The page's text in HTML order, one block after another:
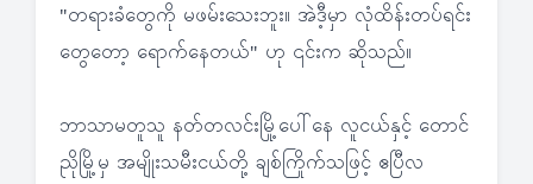
"တရားခံတွေကို မဖမ်းသေးဘူး။ အဲဒီ့မှာ လုံထိန်းတပ်ရင်း
တွေတော့ ရောက်နေတယ်" ဟု ၎င်းက ဆိုသည်။
ဘာသာမတူသူ နတ်တလင်းမြို့ပေါ်နေ လူငယ်နှင့် တောင်
ညိုမြို့မှ အမျိုးသမီးငယ်တို့ ချစ်ကြိုက်သဖြင့် ဧပြီလ